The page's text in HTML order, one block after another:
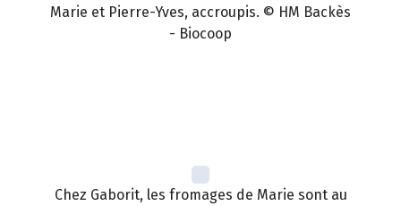
Marie et Pierre-Yves, accroupis. © HM Backès
- Biocoop
Chez Gaborit, les fromages de Marie sont au